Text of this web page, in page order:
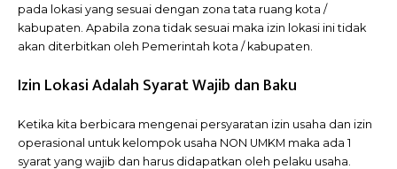
pada lokasi yang sesuai dengan zona tata ruang kota /
kabupaten. Apabila zona tidak sesuai maka izin lokasi ini tidak
akan diterbitkan oleh Pemerintah kota / kabupaten.
Izin Lokasi Adalah Syarat Wajib dan Baku
Ketika kita berbicara mengenai persyaratan izin usaha dan izin
operasional untuk kelompok usaha NON UMKM maka ada 1
syarat yang wajib dan harus didapatkan oleh pelaku usaha.